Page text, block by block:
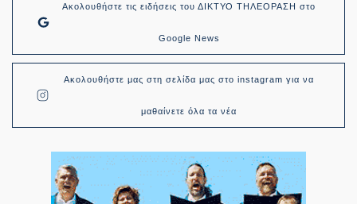
Ακολουθήστε τις ειδήσεις του ΔΙΚΤΥΟ ΤΗΛΕΟΡΑΣΗ στο
Google News
Ακολουθήστε μας στη σελίδα μας στο instagram για να
μαθαίνετε όλα τα νέα